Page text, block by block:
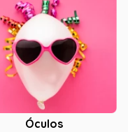
Óculos